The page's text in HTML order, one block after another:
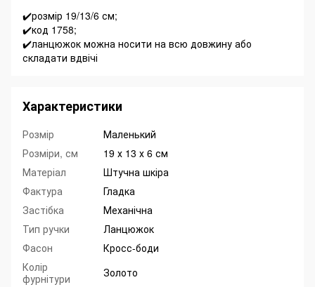
✔️розмір 19/13/6 см;
✔️код 1758;
✔️ланцюжок можна носити на всю довжину або
складати вдвічі
Характеристики
Розмір
Маленький
Розміри, см
19 х 13 х 6 см
Матеріал
Штучна шкіра
Фактура
Гладка
Застібка
Механічна
Тип ручки
Ланцюжок
Фасон
Кросс-боди
Колір
фурнітури
Золото